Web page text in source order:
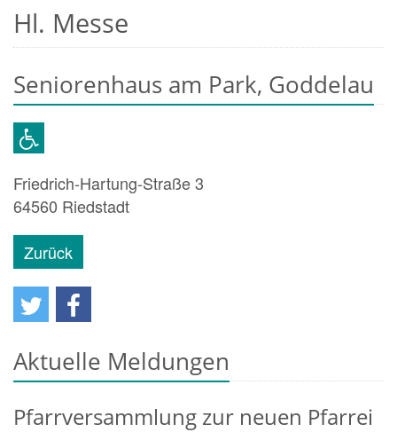
Hl. Messe
Seniorenhaus am Park, Goddelau
Friedrich-Hartung-Straße 3
64560 Riedstadt
Zurück
Aktuelle Meldungen
Pfarrversammlung zur neuen Pfarrei